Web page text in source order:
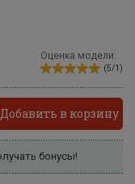
Оценка модели:
(5/1)
Добавить в корзину
бонусы!